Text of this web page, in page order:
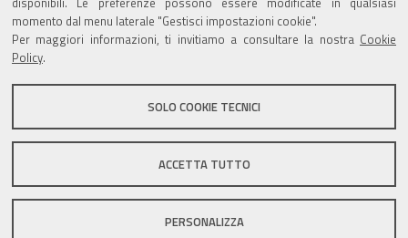
momento dal menu laterale "Gestisci impostazioni cookie".
Per maggiori informazioni, ti invitiamo a consultare la nostra Cookie
Policy.
SOLO COOKIE TECNICI
ACCETTA TUTTO
PERSONALIZZA
Sito istituzionale Comune di Zola Predosa
Privacy policy|DPO|Accessibilità